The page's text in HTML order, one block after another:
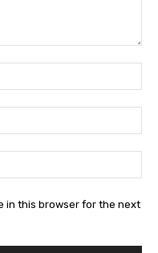
in this browser for the next